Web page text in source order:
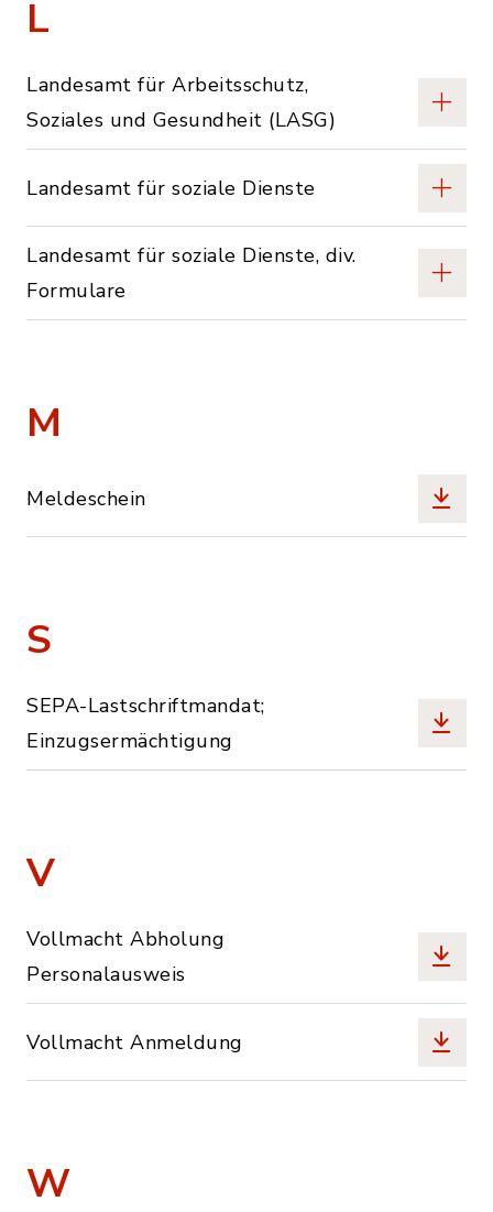
L
Landesamt für Arbeitsschutz,
Soziales und Gesundheit (LASG)
Landesamt für soziale Dienste
Landesamt für soziale Dienste, div.
Formulare
M
Meldeschein
S
SEPA-Lastschriftmandat;
Einzugsermächtigung
V
Vollmacht Abholung
Personalausweis
Vollmacht Anmeldung
W